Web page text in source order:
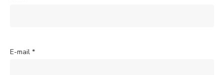
E-mail *